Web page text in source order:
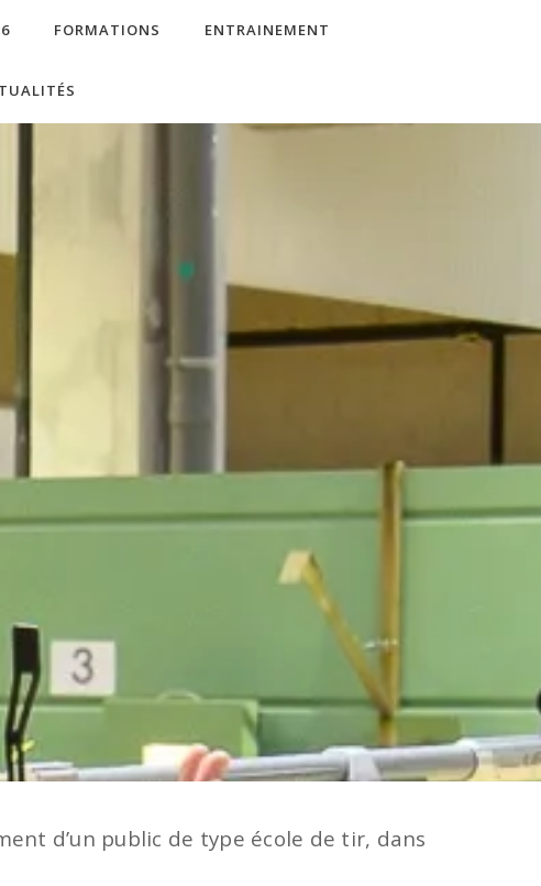
FORMATIONS ENTRAINEMENT
d’un public de type école de tir, dans